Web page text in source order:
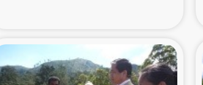
海外ルーツの市民との